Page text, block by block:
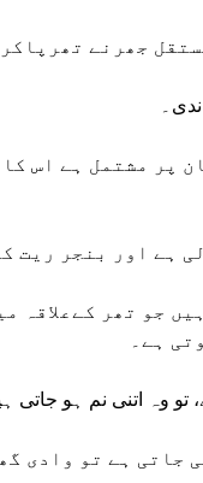
جھرنے
پر مشتمل ہے اس
ہے اور بنجر ریت
جو تھر
ہے۔
تو وہ اتنی نم ہو
جاتی ہے تو وادی